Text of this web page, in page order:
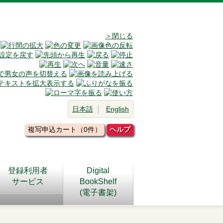
＞閉じる
日本語 English
複写申込カート（0件） ヘルプ
登録利用者
サービス
Digital
BookShelf
(電子書架)